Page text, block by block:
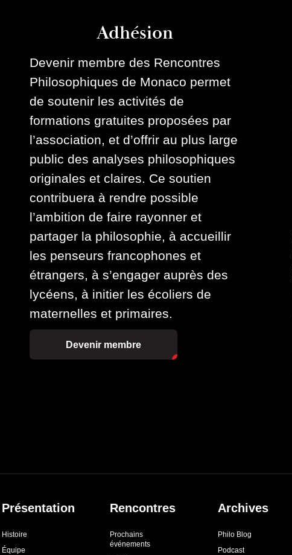
Adhésion
Devenir membre des Rencontres
Philosophiques de Monaco permet
de soutenir les activités de
formations gratuites proposées par
l’association, et d’offrir au plus large
public des analyses philosophiques
originales et claires. Ce soutien
contribuera à rendre possible
l’ambition de faire rayonner et
partager la philosophie, à accueillir
les penseurs francophones et
étrangers, à s’engager auprès des
lycéens, à initier les écoliers de
maternelles et primaires.
Devenir membre
Présentation
Histoire
Équipe
Rencontres
Prochains
événements
Archives
Philo Blog
Podcast